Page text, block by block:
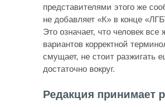
представителями этого же
не добавляет «К» в конце
Это означает, что человек
вариантов корректной
смущает, не стоит разжигать
достаточно вокруг.
Редакция принимает